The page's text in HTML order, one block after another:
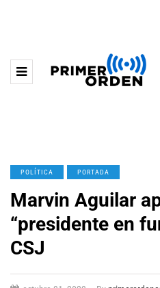
POLÍTICA PORTADA
Marvin Aguilar
“presidente en
CSJ